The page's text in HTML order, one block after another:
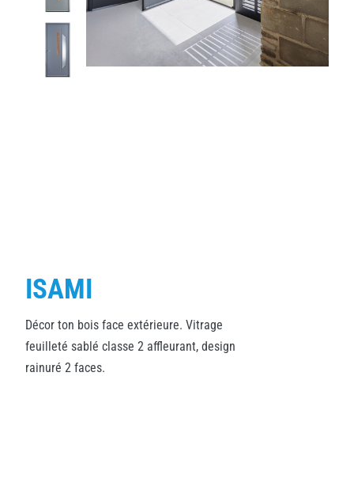
ISAMI
Décor ton bois face extérieure. Vitrage
feuilleté sablé classe 2 affleurant, design
rainuré 2 faces.